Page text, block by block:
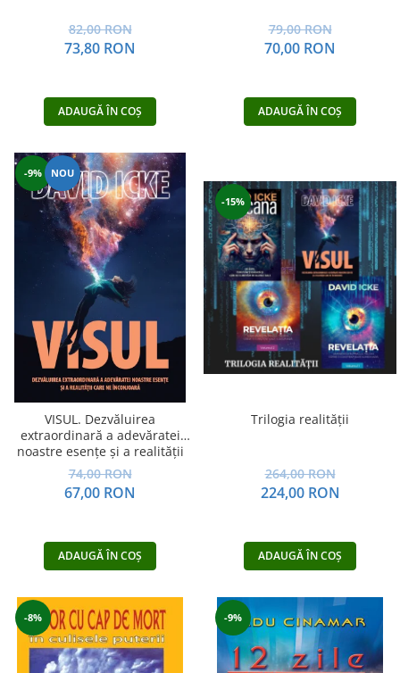
82,00 RON
73,80 RON
ADAUGĂ ÎN COȘ
79,00 RON
70,00 RON
ADAUGĂ ÎN COȘ
-9% NOU
VISUL. Dezvăluirea
extraordinară a adevăratei
noastre esențe și a realității
care ne înconjoară
74,00 RON
67,00 RON
ADAUGĂ ÎN COȘ
-15%
Trilogia realității
264,00 RON
224,00 RON
ADAUGĂ ÎN COȘ
-8% -9%